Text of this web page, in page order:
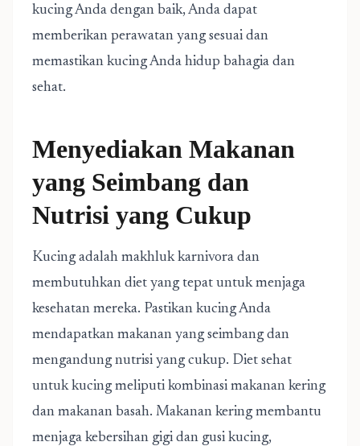
kucing Anda dengan baik, Anda dapat
memberikan perawatan yang sesuai dan
memastikan kucing Anda hidup bahagia dan
sehat.
Menyediakan Makanan
yang Seimbang dan
Nutrisi yang Cukup
Kucing adalah makhluk karnivora dan
membutuhkan diet yang tepat untuk menjaga
kesehatan mereka. Pastikan kucing Anda
mendapatkan makanan yang seimbang dan
mengandung nutrisi yang cukup. Diet sehat
untuk kucing meliputi kombinasi makanan kering
dan makanan basah. Makanan kering membantu
menjaga kebersihan gigi dan gusi kucing,